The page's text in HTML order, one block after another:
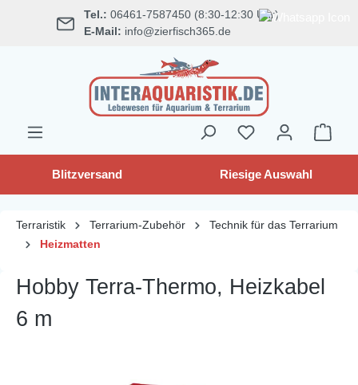
springen Tel.: 06461-7587450 (8:30-12:30 Uhr)
E-Mail: info@zierfisch365.de
Blitzversand Riesige Auswahl
Terraristik Terrarium-Zubehör
Technik für das Terrarium
Heizmatten
Hobby Terra-Thermo, Heizkabel
6 m